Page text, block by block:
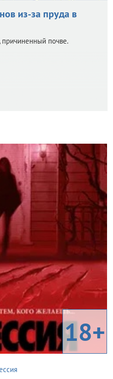
из-за пруда в
почве.
18+